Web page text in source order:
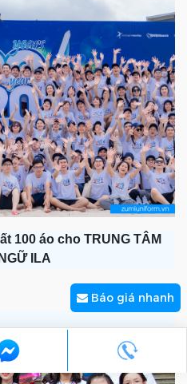
100 áo cho TRUNG TÂM
ILA
Báo giá nhanh